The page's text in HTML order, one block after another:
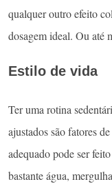
qualquer outro efeito
dosagem ideal. Ou até
Estilo de vida
Ter uma rotina
ajustados são fatores
adequado pode ser
bastante água,